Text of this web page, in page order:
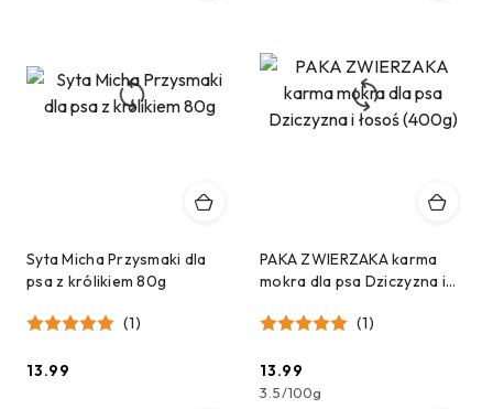
Syta Micha Przysmaki dla
psa z królikiem 80g
(1)
Cena:
13.99
PAKA ZWIERZAKA karma
mokra dla psa Dziczyzna i
(1)
Cena:
13.99
3.5/100g